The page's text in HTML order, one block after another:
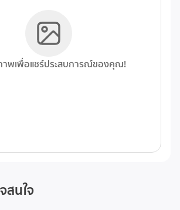
าพเพื่อแชร์ประสบการณ์ของคุณ!
นใจ